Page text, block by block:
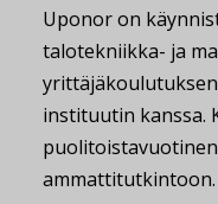
Uponor on
talotekniikka- ja
instituutin kanssa.
ammattitutkintoon.